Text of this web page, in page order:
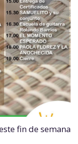
fin de semana